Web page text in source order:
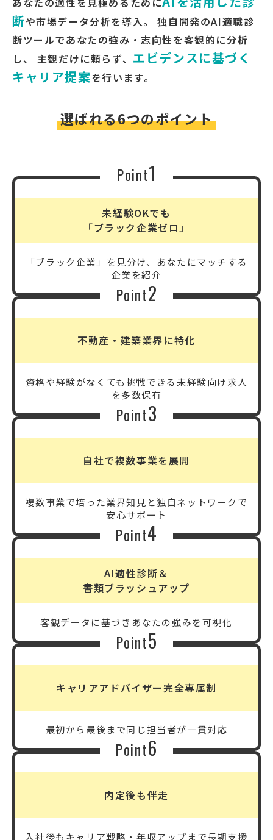
断や市場データ分析を導入。
独自開発のAI適職診
断ツールであなたの強み・志向性を客観的に分析
し、
主観だけに頼らず、 エビデンスに基づく
キャリア提案を行います。
選ばれる6つのポイント
Point1
未経験OKでも
「ブラック企業ゼロ」
「ブラック企業」を見分け、
あなたにマッチする
企業を紹介
Point2
不動産・建築業界に特化
資格や経験がなくても挑戦できる 未経験向け求人
を多数保有
Point3
自社で複数事業を展開
複数事業で培った業界知見と独自ネットワークで
安心サポート
Point4
AI適性診断＆
書類ブラッシュアップ
客観データに基づき あなたの強みを可視化
Point5
キャリアアドバイザー完全専属制
最初から最後まで同じ担当者が一貫対応
Point6
内定後も伴走
入社後も キャリア戦略・年収アップまで長期支援